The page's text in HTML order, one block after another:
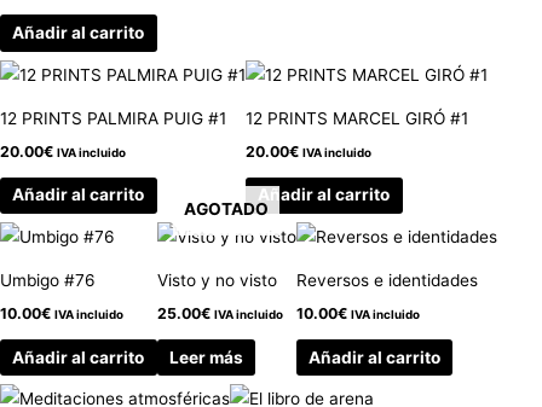
Añadir al carrito
12 PRINTS PALMIRA PUIG #1
20.00€ IVA incluido
Añadir al carrito
12 PRINTS MARCEL GIRÓ #1
20.00€ IVA incluido
Añadir al carrito
Umbigo #76
10.00€ IVA incluido
Añadir al carrito
AGOTADO
Visto y no visto
25.00€ IVA incluido
Leer más
Reversos e identidades
10.00€ IVA incluido
Añadir al carrito